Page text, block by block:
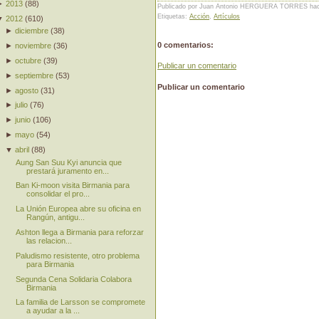
Publicado por Juan Antonio HERGUERA TORRES
Etiquetas: Acción, Artículos
0 comentarios:
Publicar un comentario
Publicar un comentario
2013 (88)
2012 (610)
►diciembre (38)
►noviembre (36)
►octubre (39)
►septiembre (53)
►agosto (31)
►julio (76)
►junio (106)
►mayo (54)
▼abril (88)
Aung San Suu Kyi anuncia que
prestará juramento en...
Ban Ki-moon visita Birmania para
consolidar el pro...
La Unión Europea abre su oficina en
Rangún, antigu...
Ashton llega a Birmania para reforzar
las relacion...
Paludismo resistente, otro problema
para Birmania
Segunda Cena Solidaria Colabora
Birmania
La familia de Larsson se compromete
a ayudar a la ...